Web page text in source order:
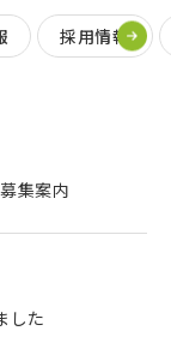
採用情報
集案内
した